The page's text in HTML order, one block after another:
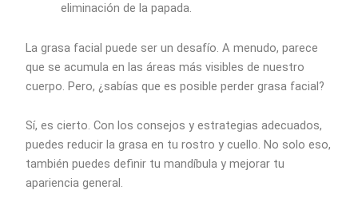
eliminación de la papada.
La grasa facial puede ser un desafío. A menudo, parece
que se acumula en las áreas más visibles de nuestro
cuerpo. Pero, ¿sabías que es posible perder grasa facial?
Sí, es cierto. Con los consejos y estrategias adecuados,
puedes reducir la grasa en tu rostro y cuello. No solo eso,
también puedes definir tu mandíbula y mejorar tu
apariencia general.